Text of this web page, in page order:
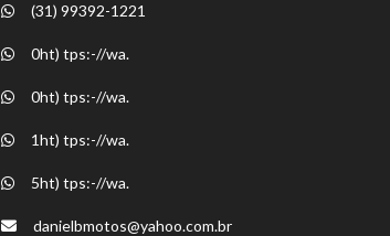
(31) 99392-1221
0ht) tps:-//wa.
0ht) tps:-//wa.
1ht) tps:-//wa.
5ht) tps:-//wa.
danielbmotos@yahoo.com.br